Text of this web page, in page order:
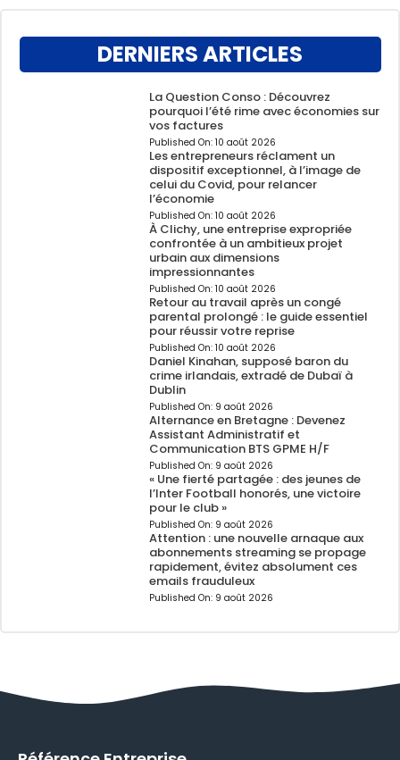
DERNIERS ARTICLES
La Question Conso : Découvrez
pourquoi l’été rime avec économies sur
vos factures
Published On: 10 août 2026
Les entrepreneurs réclament un
dispositif exceptionnel, à l’image de
celui du Covid, pour relancer
l’économie
Published On: 10 août 2026
À Clichy, une entreprise expropriée
confrontée à un ambitieux projet
urbain aux dimensions
impressionnantes
Published On: 10 août 2026
Retour au travail après un congé
parental prolongé : le guide essentiel
pour réussir votre reprise
Published On: 10 août 2026
Daniel Kinahan, supposé baron du
crime irlandais, extradé de Dubaï à
Dublin
Published On: 9 août 2026
Alternance en Bretagne : Devenez
Assistant Administratif et
Communication BTS GPME H/F
Published On: 9 août 2026
« Une fierté partagée : des jeunes de
l’Inter Football honorés, une victoire
pour le club »
Published On: 9 août 2026
Attention : une nouvelle arnaque aux
abonnements streaming se propage
rapidement, évitez absolument ces
emails frauduleux
Published On: 9 août 2026